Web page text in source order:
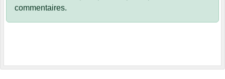
commentaires.